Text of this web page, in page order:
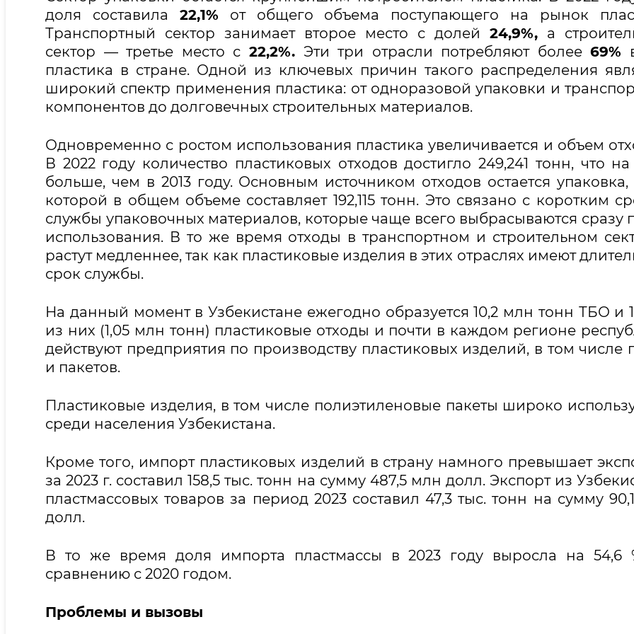
доля составила 22,1% от общего объема поступающего на рынок
Транспортный сектор занимает второе место с долей 24,9%, а
сектор — третье место с 22,2%.Эти три отрасли потребляют более69%
пластика в стране. Одной из ключевых причин такого распределения
широкий спектр применения пластика: от одноразовой упаковки и
компонентов до долговечных строительных материалов.
Одновременно с ростом использования пластика увеличивается и объем
В 2022 году количество пластиковых отходов достигло 249,241 тонн, что на
больше, чем в 2013 году. Основным источником отходов остается
которой в общем объеме составляет 192,115 тонн. Это связано с коротким
службы упаковочных материалов, которые чаще всего выбрасываются сразу
использования. В то же время отходы в транспортном и строительном
растут медленнее, так как пластиковые изделия в этих отраслях имеют
срок службы.
На данный момент в Узбекистане ежегодно образуется 10,2 млн тонн ТБО и
из них (1,05 млн тонн) пластиковые отходы и почти в каждом регионе
действуют предприятия по производству пластиковых изделий, в том числе
и пакетов.
Пластиковые изделия, в том числе полиэтиленовые пакеты широко
среди населения Узбекистана.
Кроме того, импорт пластиковых изделий в страну намного превышает
за 2023 г. составил 158,5 тыс. тонн на сумму 487,5 млн долл. Экспорт из
пластмассовых товаров за период 2023 составил 47,3 тыс. тонн на сумму
долл.
В то же время доля импорта пластмассы в 2023 году выросла на 54,6
сравнению с 2020 годом.
Проблемы и вызовы